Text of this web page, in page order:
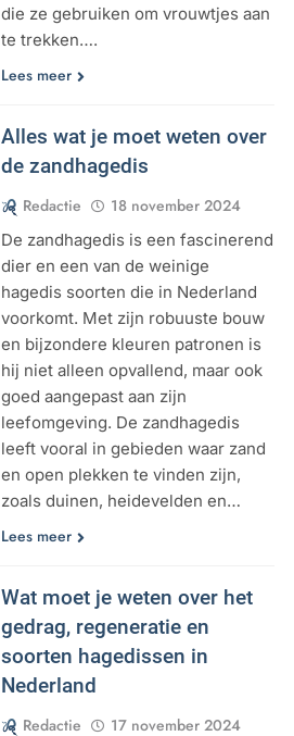
die ze gebruiken om vrouwtjes aan
te trekken….
Lees meer
Alles wat je moet weten over
de zandhagedis
Redactie 18 november 2024
De zandhagedis is een fascinerend
dier en een van de weinige
hagedis soorten die in Nederland
voorkomt. Met zijn robuuste bouw
en bijzondere kleuren patronen is
hij niet alleen opvallend, maar ook
goed aangepast aan zijn
leefomgeving. De zandhagedis
leeft vooral in gebieden waar zand
en open plekken te vinden zijn,
zoals duinen, heidevelden en…
Lees meer
Wat moet je weten over het
gedrag, regeneratie en
soorten hagedissen in
Nederland
Redactie 17 november 2024